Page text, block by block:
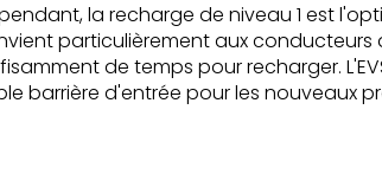
la recharge de niveau 1 est
particulièrement aux
de temps pour recharger.
barrière d'entrée pour les nouveaux